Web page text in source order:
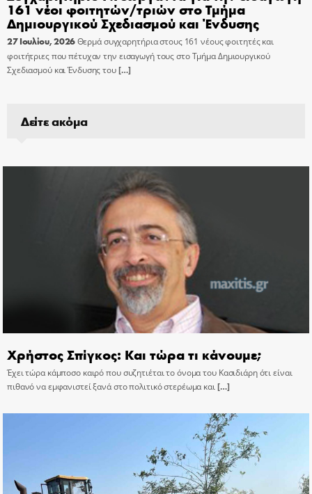
161 νέοι φοιτητών/τριών στο Τμήμα
Δημιουργικού Σχεδιασμού και Ένδυσης
27 Ιουλίου, 2026Θερμά συγχαρητήρια στους 161 νέους φοιτητές και
φοιτήτριες που πέτυχαν την εισαγωγή τους στο Τμήμα Δημιουργικού
Σχεδιασμού και Ένδυσης του[…]
Δείτε ακόμα
Χρήστος Σπίγκος: Και τώρα τι κάνουμε;
Έχει τώρα κάμποσο καιρό που συζητιέται το όνομα του Κασιδιάρη ότι είναι
πιθανό να εμφανιστεί ξανά στο πολιτικό στερέωμα και[…]